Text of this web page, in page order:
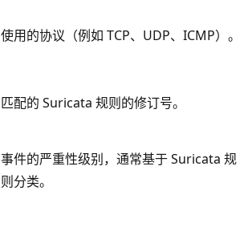
使用的协议（例如 TCP、UDP、ICMP）。
匹配的 Suricata 规则的修订号。
事件的严重性级别，通常基于 Suricata 规
则分类。